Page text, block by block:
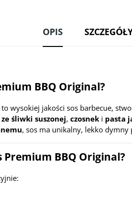
OPIS
BBQ Original?
to wysokiej jakości sos barbecue,
ze śliwki suszonej, czosnek i pasta
, sos ma unikalny, lekko dymny
Premium BBQ Original?